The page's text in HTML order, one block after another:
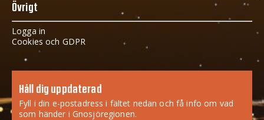
Övrigt
Logga in
Cookies och GDPR
Håll dig uppdaterad
Fyll i din e-postadress i fältet nedan och få info om vad
som händer i Gnosjöregionen.